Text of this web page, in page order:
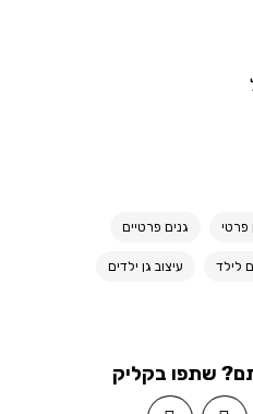
פרטי גנים פרטיים
לילד עיצוב גן ילדים
שתפו בקליק